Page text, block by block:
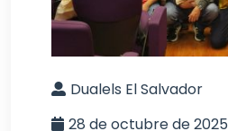
Dualels El Salvador
28 de octubre de 2025